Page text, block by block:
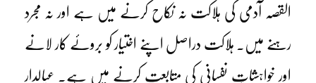
القصہ آدمی کی ہلاکت نہ نکاح کرنے میں ہے اور نہ مجرد
رہنے میں۔ ہلاکت دراصل اپنے اختیار کو بروئے کار لانے
اور خواہشاتِ نفسانی کی متابعت کرنے میں ہے۔ عیالدار